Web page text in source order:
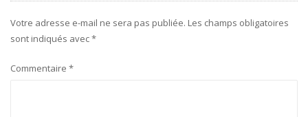
Votre adresse e-mail ne sera pas publiée. Les champs obligatoires
sont indiqués avec*
Commentaire *